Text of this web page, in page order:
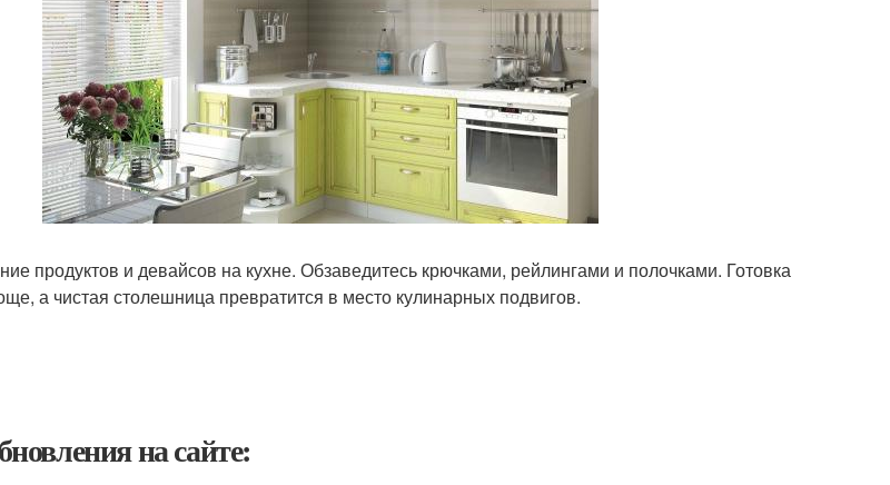
продуктов и девайсов на кухне. Обзаведитесь крючками, рейлингами и полочками. Готовка
а чистая столешница превратится в место кулинарных подвигов.
на сайте: